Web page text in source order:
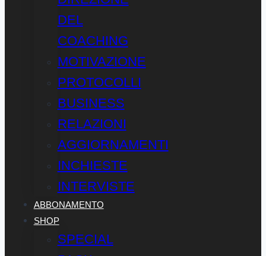
DEL
COACHING
MOTIVAZIONE
PROTOCOLLI
BUSINESS
RELAZIONI
AGGIORNAMENTI
INCHIESTE
INTERVISTE
ABBONAMENTO
SHOP
SPECIAL